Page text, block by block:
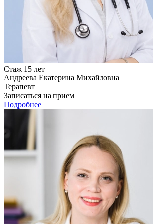
Стаж 15 лет
Андреева Екатерина Михайловна
Терапевт
Записаться на прием
Подробнее